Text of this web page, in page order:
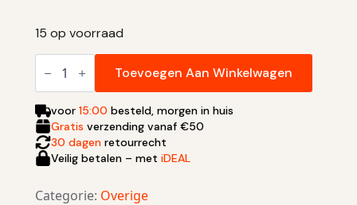
15 op voorraad
Koekjesstempel set aantal
Toevoegen Aan Winkelwagen
voor 15:00 besteld, morgen in huis
Gratis verzending vanaf €50
30 dagen retourrecht
Veilig betalen – met iDEAL
Categorie: Overige